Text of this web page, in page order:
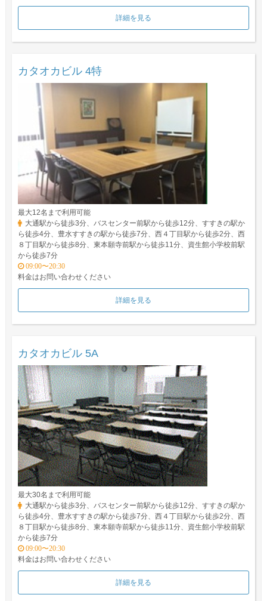
詳細を見る
カタオカビル 4特
最大12名まで利用可能
大通駅から徒歩3分、バスセンター前駅から徒歩12分、すすきの駅か
ら徒歩4分、豊水すすきの駅から徒歩7分、西４丁目駅から徒歩2分、西
８丁目駅から徒歩8分、東本願寺前駅から徒歩11分、資生館小学校前駅
から徒歩7分
09:00〜20:30
料金はお問い合わせください
詳細を見る
カタオカビル 5A
最大30名まで利用可能
大通駅から徒歩3分、バスセンター前駅から徒歩12分、すすきの駅か
ら徒歩4分、豊水すすきの駅から徒歩7分、西４丁目駅から徒歩2分、西
８丁目駅から徒歩8分、東本願寺前駅から徒歩11分、資生館小学校前駅
から徒歩7分
09:00〜20:30
料金はお問い合わせください
詳細を見る